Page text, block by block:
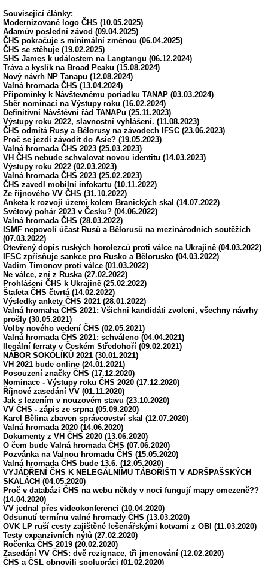
Související články:
Modernizované logo ČHS (10.05.2025)
Adamův poslední závod (09.04.2025)
ČHS pokračuje s minimální změnou (06.04.2025)
ČHS se stěhuje (19.02.2025)
SHS James k událostem na Langtangu (06.12.2024)
Tráva a kyslík na Broad Peaku (15.08.2024)
Nový návrh NP Tanapu (12.08.2024)
Valná hromada ČHS (13.04.2024)
Připomínky k Návštevnému poriadku TANAP (03.03.2024)
Sběr nominací na Výstupy roku (16.02.2024)
Definitivní Návštěvní řád TANAPu (25.11.2023)
Výstupy roku 2022, slavnostní vyhlášení. (11.08.2023)
ČHS odmítá Rusy a Bělorusy na závodech IFSC (23.06.2023)
Proč se jezdí závodit do Asie? (19.05.2023)
Valná hromada ČHS 2023 (25.03.2023)
VH ČHS nebude schvalovat novou identitu (14.03.2023)
Výstupy roku 2022 (02.03.2023)
Valná hromada ČHS 2023 (25.02.2023)
ČHS zavedl mobilní infokartu (10.11.2022)
Ze říjnového VV ČHS (31.10.2022)
Anketa k rozvoji území kolem Branických skal (14.07.2022)
Světový pohár 2023 v Česku? (04.06.2022)
Valná hromada ČHS (28.03.2022)
ISMF nepovolí účast Rusů a Bělorusů na mezinárodních soutěžích
(07.03.2022)
Otevřený dopis ruských horolezců proti válce na Ukrajině (04.03.2022)
IFSC zpřísňuje sankce pro Rusko a Bělorusko (04.03.2022)
Vadim Timonov proti válce (01.03.2022)
Ne válce, zní z Ruska (27.02.2022)
Prohlášení ČHS k Ukrajině (25.02.2022)
Štafeta ČHS čtvrtá (14.02.2022)
Výsledky ankety ČHS 2021 (28.01.2022)
Valná hromaha ČHS 2021: Všichni kandidáti zvoleni, všechny návrhy
prošly (30.05.2021)
Volby nového vedení ČHS (02.05.2021)
Valná hromada ČHS 2021: schváleno (04.04.2021)
Ilegální ferraty v Českém Středohoří (09.02.2021)
NÁBOR SOKOLÍKŮ 2021 (30.01.2021)
VH 2021 bude online (24.01.2021)
Posouzení značky ČHS (17.12.2020)
Nominace - Výstupy roku ČHS 2020 (17.12.2020)
Říjnové zasedání VV (01.11.2020)
Jak s lezením v nouzovém stavu (23.10.2020)
VV ČHS - zápis ze srpna (05.09.2020)
Karel Bělina zbaven správcovství skal (12.07.2020)
Valná hromada 2020 (14.06.2020)
Dokumenty z VH ČHS 2020 (13.06.2020)
O čem bude Valná hromada ČHS (07.06.2020)
Pozvánka na Valnou hromadu ČHS (15.05.2020)
Valná hromada ČHS bude 13.6. (12.05.2020)
VYJÁDŘENÍ ČHS K NELEGÁLNÍMU TÁBOŘIŠTI V ADRŠPAŠSKÝCH
SKALÁCH (04.05.2020)
Proč v databázi ČHS na webu někdy v noci fungují mapy omezeně??
(14.04.2020)
VV jednal přes videokonferenci (10.04.2020)
Odsunutí termínu valné hromady ČHS (13.03.2020)
OVK LP ruší cesty zajištěné lešenářskými kotvami z OBI (11.03.2020)
Testy expanzivních nýtů (27.02.2020)
Ročenka ČHS 2019 (20.02.2020)
Zasedání VV ČHS: dvě rezignace, tři jmenování (12.02.2020)
ČHS a ČSL obnovili spolupráci (01.02.2020)